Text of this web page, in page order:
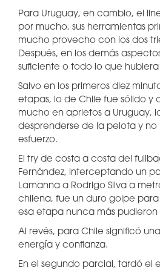
Para Uruguay, en cambio, el
por mucho, sus herramientas
mucho provecho con los dos
Después, en los demás
suficiente o todo lo que
Salvo en los primeros diez
etapas, lo de Chile fue sólido y
mucho en aprietos a Uruguay,
desprenderse de la pelota y
esfuerzo.
El try de costa a costa del
Fernández, interceptando un
Lamanna a Rodrigo Silva a
chilena, fue un duro golpe para
esa etapa nunca más
Al revés, para Chile significó
energía y confianza.
En el segundo parcial, tardó el